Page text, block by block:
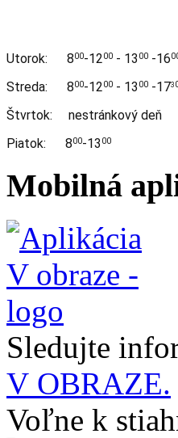
Utorok: 800-1200 - 13 00 -16
Streda: 800-1200 - 13 00 -173
Štvrtok: nestránkový deň
Piatok: 800-13 00
Mobilná
Sledujte
V OBRAZE.
Voľne k